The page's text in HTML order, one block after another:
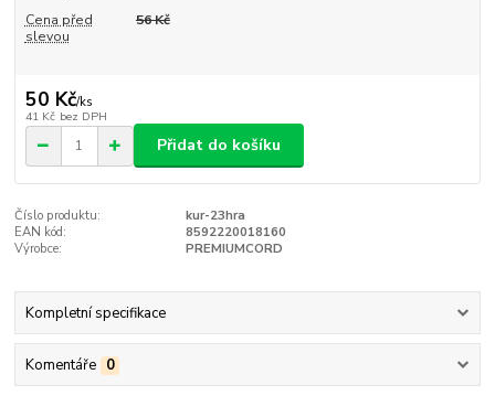
Cena před
slevou
56 Kč
50 Kč/ks
41 Kč bez DPH
Přidat do košíku
Číslo produktu:
kur-23hra
EAN kód:
8592220018160
Výrobce:
PREMIUMCORD
Kompletní specifikace
Komentáře 0